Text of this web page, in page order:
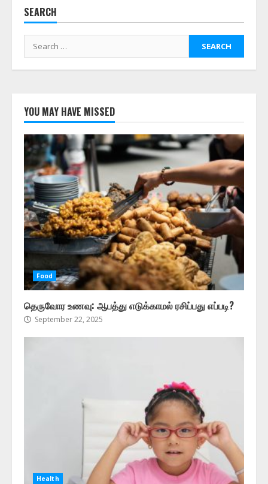
SEARCH
Search
for:
YOU MAY HAVE MISSED
Food
தெருவோர உணவு: ஆபத்து எடுக்காமல் ரசிப்பது எப்படி?
September 22, 2025
Health